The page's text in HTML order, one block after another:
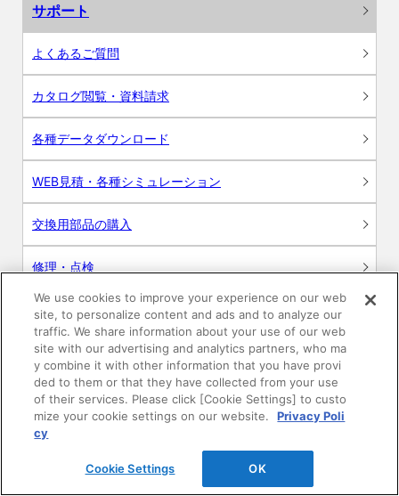
サポート
よくあるご質問
カタログ閲覧・資料請求
各種データダウンロード
WEB見積・各種シミュレーション
交換用部品の購入
修理・点検
お問い合わせ
ログイン
建築・設計関係者様向けサイト
ユーザー登録サービス
WEB見積システム
We use cookies to improve your experience on our web
site, to personalize content and ads and to analyze our
traffic. We share information about your use of our web
site with our advertising and analytics partners, who ma
y combine it with other information that you have provi
ded to them or that they have collected from your use
of their services. Please click [Cookie Settings] to custo
mize your cookie settings on our website.
Privacy Poli
cy
Cookie Settings OK